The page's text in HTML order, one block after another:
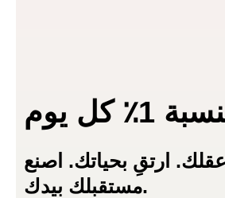
كل يوم
ارتقِ بحياتك. اصنع
مستقبلك بيدك.